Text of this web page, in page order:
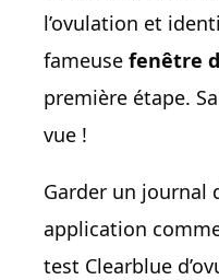
l’ovulation et
fameuse fenêtre
première étape.
vue !
Garder un journal
application
test Clearblue